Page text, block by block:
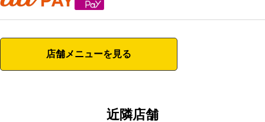
店舗メニューを見る
近隣店舗